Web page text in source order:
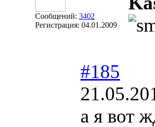
Сообщений: 3402
Регистрация: 04.01.2009
#185
а я вот